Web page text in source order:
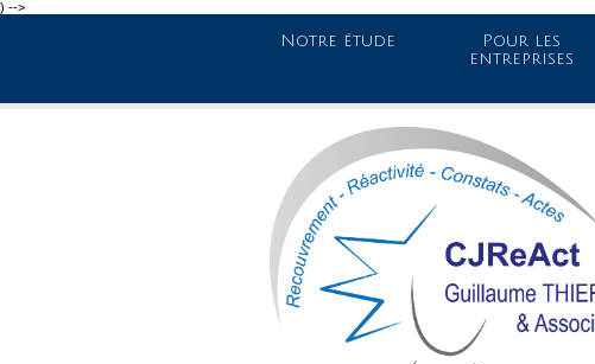
) -->
Notre étude
Pour les
entreprises